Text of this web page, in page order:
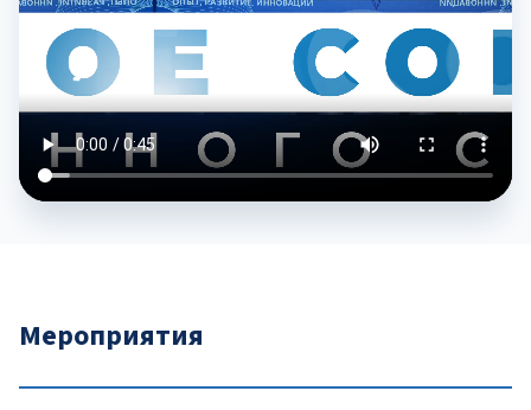
Мероприятия